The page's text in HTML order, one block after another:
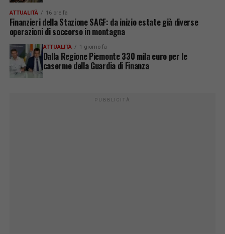
ATTUALITÀ 16 ore fa
Finanzieri della Stazione SAGF: da inizio estate già diverse
operazioni di soccorso in montagna
ATTUALITÀ 1 giorno fa
Dalla Regione Piemonte 330 mila euro per le
caserme della Guardia di Finanza
PUBBLICITÀ